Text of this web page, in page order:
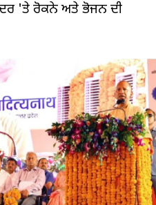
'ਤੇ ਰੋਕਨੇ ਅਤੇ ਭੋਜਨ ਦੀ